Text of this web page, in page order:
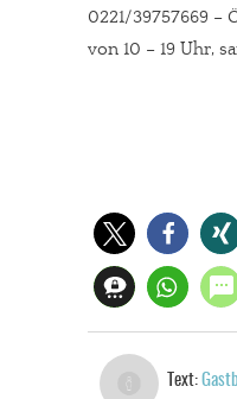
0221/39757669 –
von 10 – 19 Uhr,
Text: